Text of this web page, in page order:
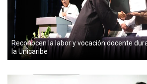
Reconocen la labor y vocación docente
la Unicaribe